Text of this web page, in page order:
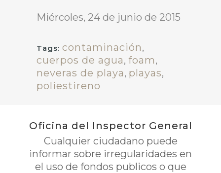
Miércoles, 24 de junio de 2015
Tags: contaminación,
cuerpos de agua, foam,
neveras de playa, playas,
poliestireno
Oficina del Inspector General
Cualquier ciudadano puede
informar sobre irregularidades en
el uso de fondos publicos o que